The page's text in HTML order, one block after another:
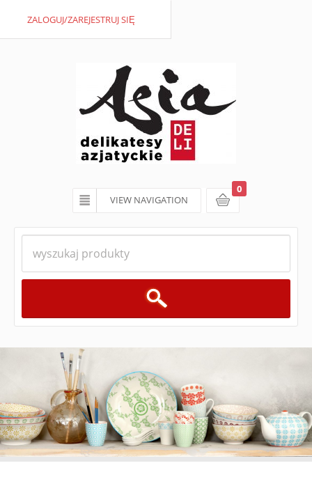
VIEW NAVIGATION
ZALOGUJ/ZAREJESTRUJ SIĘ
koszyk
0